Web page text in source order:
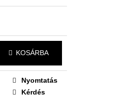
KOSÁRBA
Nyomtatás
Kérdés